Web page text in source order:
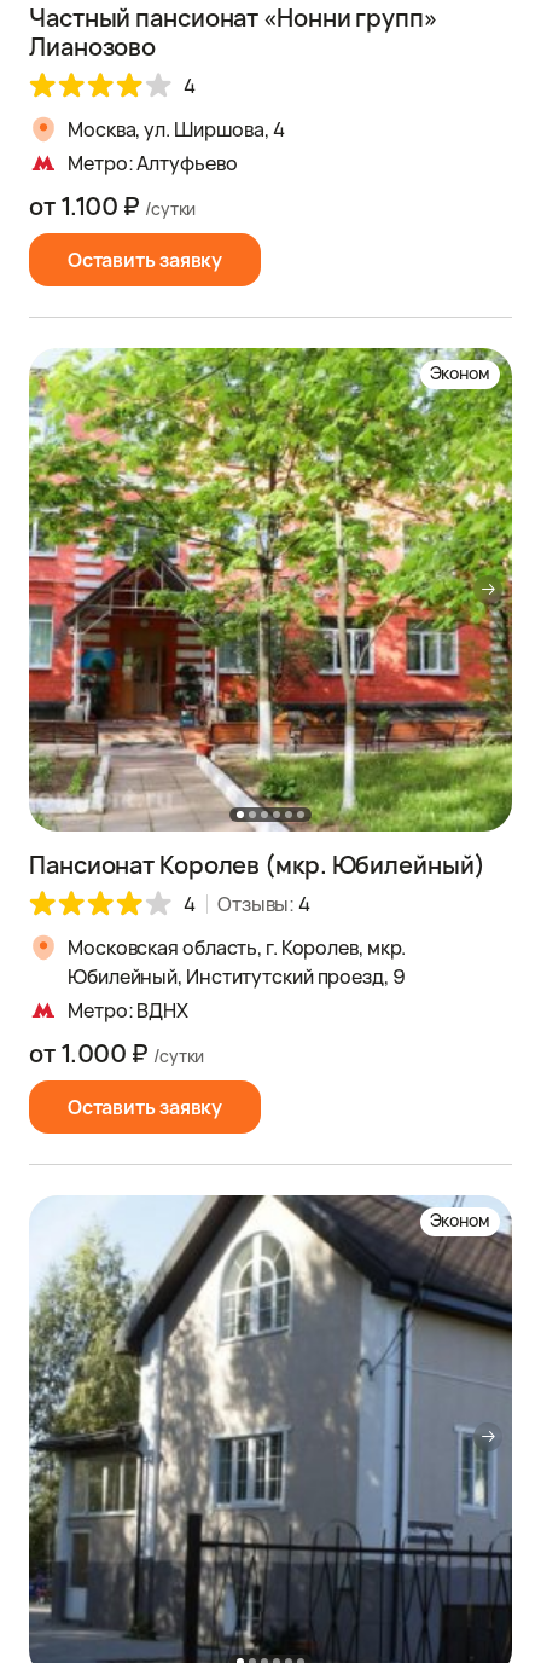
Частный пансионат «Нонни групп»
Лианозово
4
Москва, ул. Ширшова, 4
Метро: Алтуфьево
Оставить заявку
от 1.100 ₽ /сутки
Эконом
Пансионат Королев (мкр. Юбилейный)
4 Отзывы:4
Московская область, г. Королев, мкр.
Юбилейный, Институтский проезд, 9
Метро: ВДНХ
Оставить заявку
от 1.000 ₽ /сутки
Эконом